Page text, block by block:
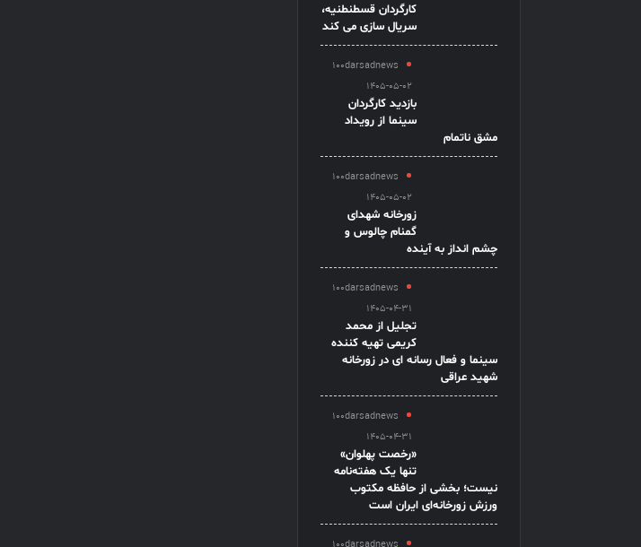
کارگردان قسطنطنیه،
سریال سازی می کند
100darsadnews
1405-05-02
بازدید کارگردان
سینما از رویداد
مشق ناتمام
100darsadnews
1405-05-02
زورخانه شهدای
گمنام چالوس و
چشم انداز به آینده
100darsadnews
1405-04-31
تجلیل از محمد
کریمی تهیه کننده
سینما و فعال رسانه ای در زورخانه
شهید عراقی
100darsadnews
1405-04-31
«رخصت پهلوان»
تنها یک هفته‌نامه
نیست؛ بخشی از حافظه مکتوب
ورزش زورخانه‌ای ایران است
100darsadnews